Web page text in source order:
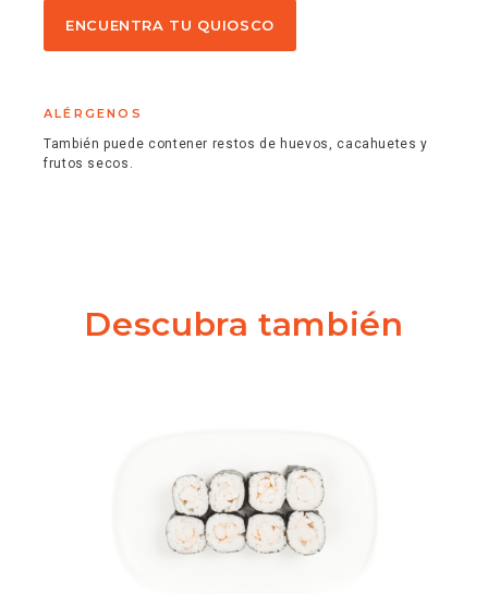
ENCUENTRA TU QUIOSCO
ALÉRGENOS
También puede contener restos de huevos, cacahuetes y
frutos secos.
Descubra también